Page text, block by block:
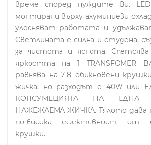
време според нуждите Ви.
монтирани върху алуминиеви
улесняват работата и
Светлината е силна и студена,
за чистота и яснота. Спетсява
яркостта на 1 TRANSFOMER
равнява на 7-8 обикновени
жичка, но разходът е 40W или
КОНСУМЕЦИЯТА НА
НАЖЕЖАЕМА ЖИЧКА. Тялото дава
по-висока ефективност от
крушки.